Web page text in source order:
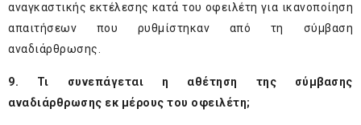
αναγκαστικής εκτέλεσης κατά του οφειλέτη για ικανοποίηση
απαιτήσεων που ρυθμίστηκαν από τη σύμβαση
αναδιάρθρωσης.
9. Τι συνεπάγεται η αθέτηση της σύμβασης
αναδιάρθρωσης εκ μέρους του οφειλέτη;